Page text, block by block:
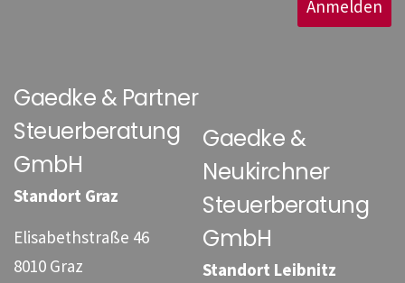
Anmelden
Gaedke & Partner
Steuerberatung
GmbH
Standort Graz
Elisabethstraße 46
8010 Graz
Gaedke &
Neukirchner
Steuerberatung
GmbH
Standort Leibnitz